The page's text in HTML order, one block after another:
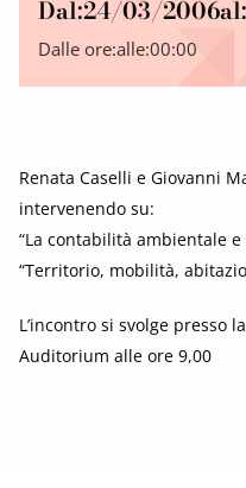
Dal:24/03/2006al:
Dalle ore:alle:00:00
Renata Caselli e Giovanni
intervenendo su:
“La contabilità ambientale
“Territorio, mobilità,
L’incontro si svolge presso
Auditorium alle ore 9,00